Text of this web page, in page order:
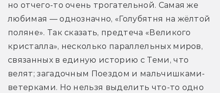
но отчего-то очень трогательной. Самая же
любимая — однозначно, «Голубятня на жёлтой
поляне». Так сказать, предтеча «Великого
кристалла», несколько параллельных миров,
связанных в единую историю с Теми, что
велят; загадочным Поездом и мальчишками-
ветерками. Но нельзя выделить что-то одно